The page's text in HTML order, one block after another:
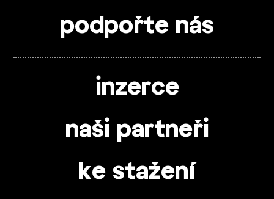
podpořte nás
inzerce
naši partneři
ke stažení